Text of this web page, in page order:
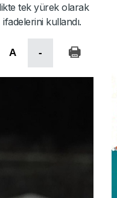
tek yürek olarak
kullandı.
A -